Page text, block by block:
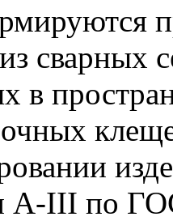
сварных
в
А-III по